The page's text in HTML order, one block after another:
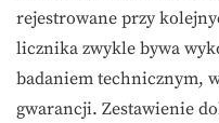
rejestrowane przy
licznika zwykle bywa
badaniem technicznym,
gwarancji. Zestawienie